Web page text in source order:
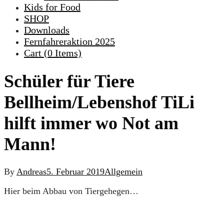
Kids for Food
SHOP
Downloads
Fernfahreraktion 2025
Cart (0 Items)
Schüler für Tiere
Bellheim/Lebenshof TiLi
hilft immer wo Not am
Mann!
By Andreas5. Februar 2019Allgemein
Hier beim Abbau von Tiergehegen…